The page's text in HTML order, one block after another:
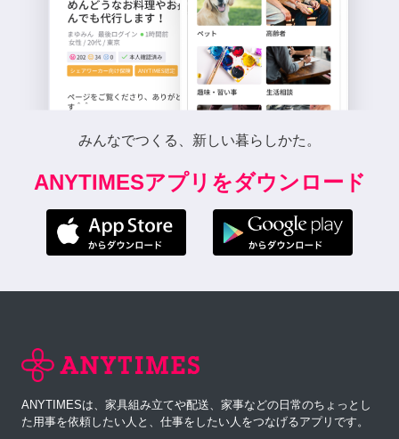
みんなでつくる、新しい暮らしかた。
ANYTIMESアプリをダウンロード
ANYTIMESは、家具組み立てや配送、家事などの日常のちょっとし
た用事を依頼したい人と、仕事をしたい人をつなげるアプリです。